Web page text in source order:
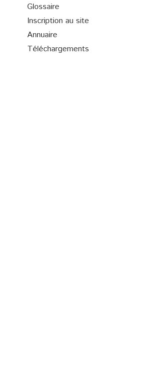
Glossaire
Inscription au site
Annuaire
Téléchargements